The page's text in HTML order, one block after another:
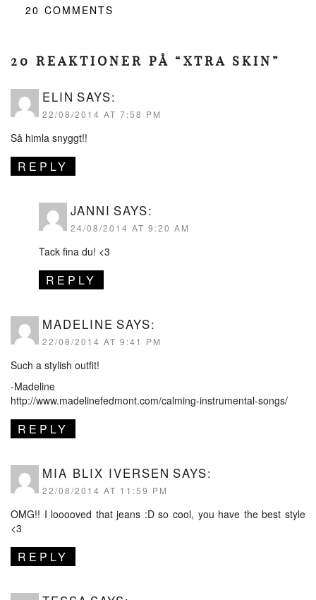
20 COMMENTS
20 REAKTIONER PÅ “XTRA SKIN”
ELIN SAYS:
22/08/2014 AT 7:58 PM
Så himla snyggt!!
REPLY
JANNI SAYS:
24/08/2014 AT 9:20 AM
Tack fina du! <3
REPLY
MADELINE SAYS:
22/08/2014 AT 9:41 PM
Such a stylish outfit!
-Madeline
http://www.madelinefedmont.com/calming-instrumental-songs/
REPLY
MIA BLIX IVERSEN SAYS:
22/08/2014 AT 11:59 PM
OMG!! I looooved that jeans :D so cool, you have the best style
<3
REPLY